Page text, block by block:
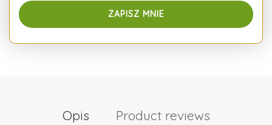
Opis Product reviews